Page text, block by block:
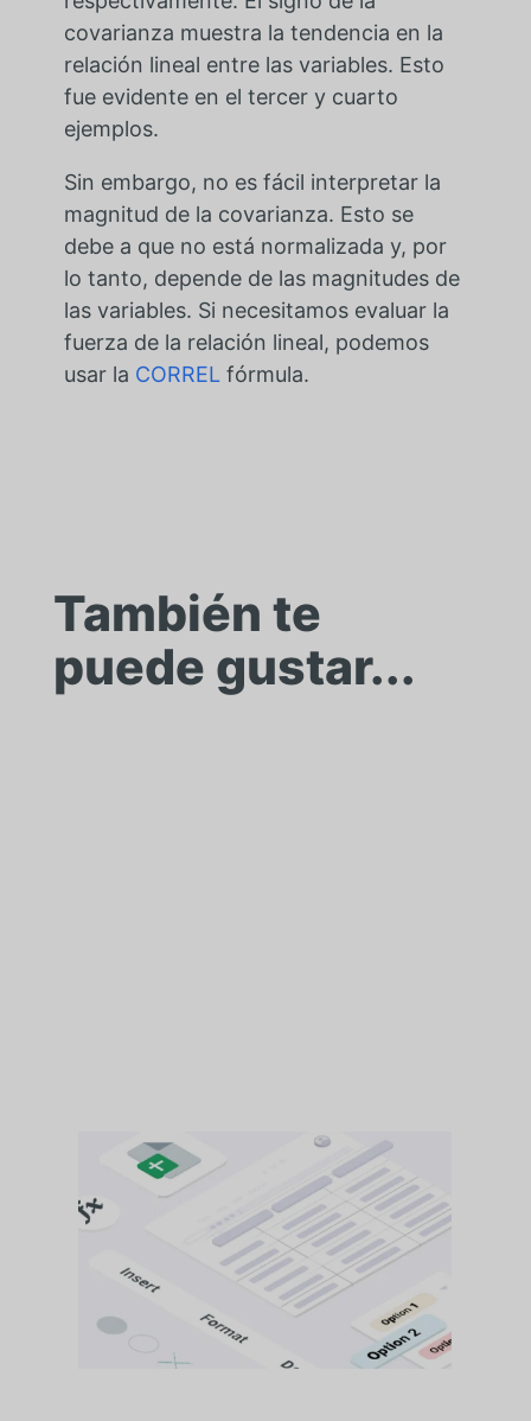
covarianza muestra la tendencia en la
relación lineal entre las variables. Esto
fue evidente en el tercer y cuarto
ejemplos.
Sin embargo, no es fácil interpretar la
magnitud de la covarianza. Esto se
debe a que no está normalizada y, por
lo tanto, depende de las magnitudes de
las variables. Si necesitamos evaluar la
fuerza de la relación lineal, podemos
usar la CORREL fórmula.
También te
puede gustar...